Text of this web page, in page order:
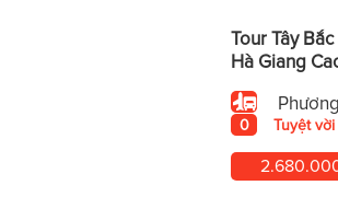
Tour Tây
Hà Giang
Hùng Vĩ
0 Tuyệt vời